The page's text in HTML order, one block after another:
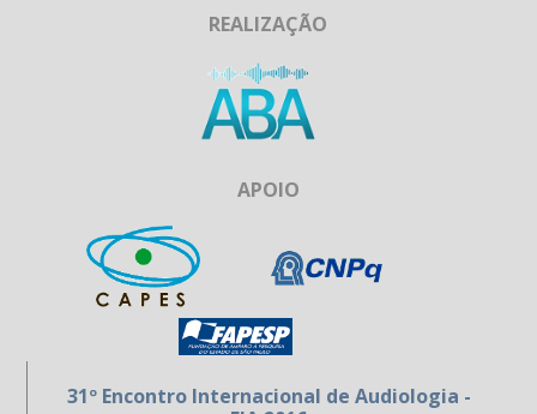
REALIZAÇÃO
APOIO
31º Encontro Internacional de Audiologia -